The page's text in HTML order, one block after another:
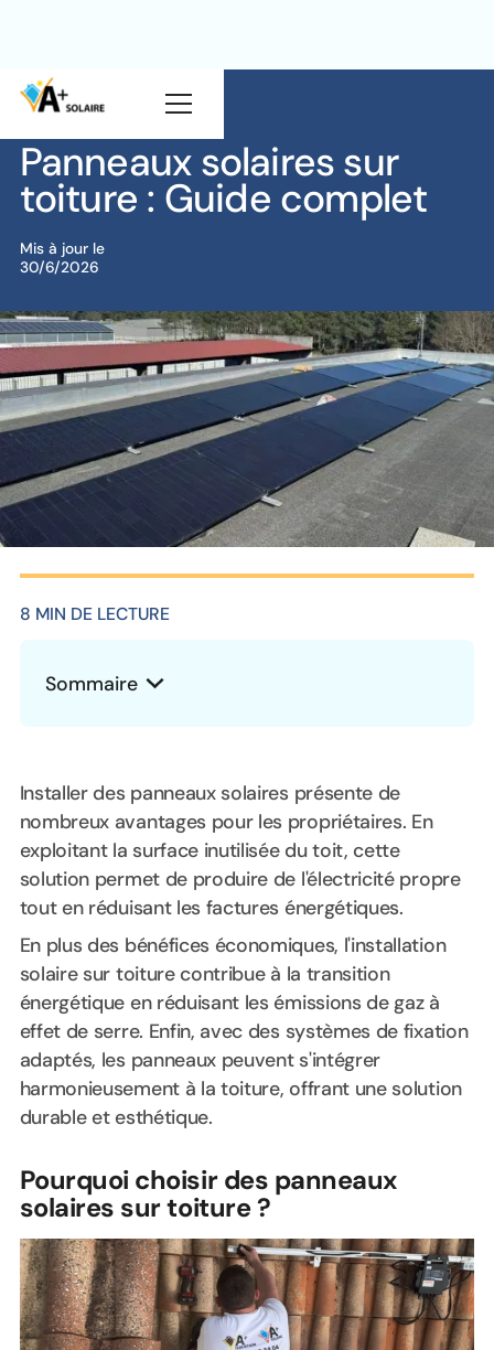
Blog Solaire
Panneaux solaires sur
toiture : Guide complet
Mis à jour le
30/6/2026
8 MIN DE LECTURE
Sommaire
Installer des panneaux solaires présente de
nombreux avantages pour les propriétaires. En
exploitant la surface inutilisée du toit, cette
solution permet de produire de l'électricité propre
tout en réduisant les factures énergétiques.
En plus des bénéfices économiques, l'installation
solaire sur toiture contribue à la transition
énergétique en réduisant les émissions de gaz à
effet de serre. Enfin, avec des systèmes de fixation
adaptés, les panneaux peuvent s'intégrer
harmonieusement à la toiture, offrant une solution
durable et esthétique.
Pourquoi choisir des panneaux
solaires sur toiture ?